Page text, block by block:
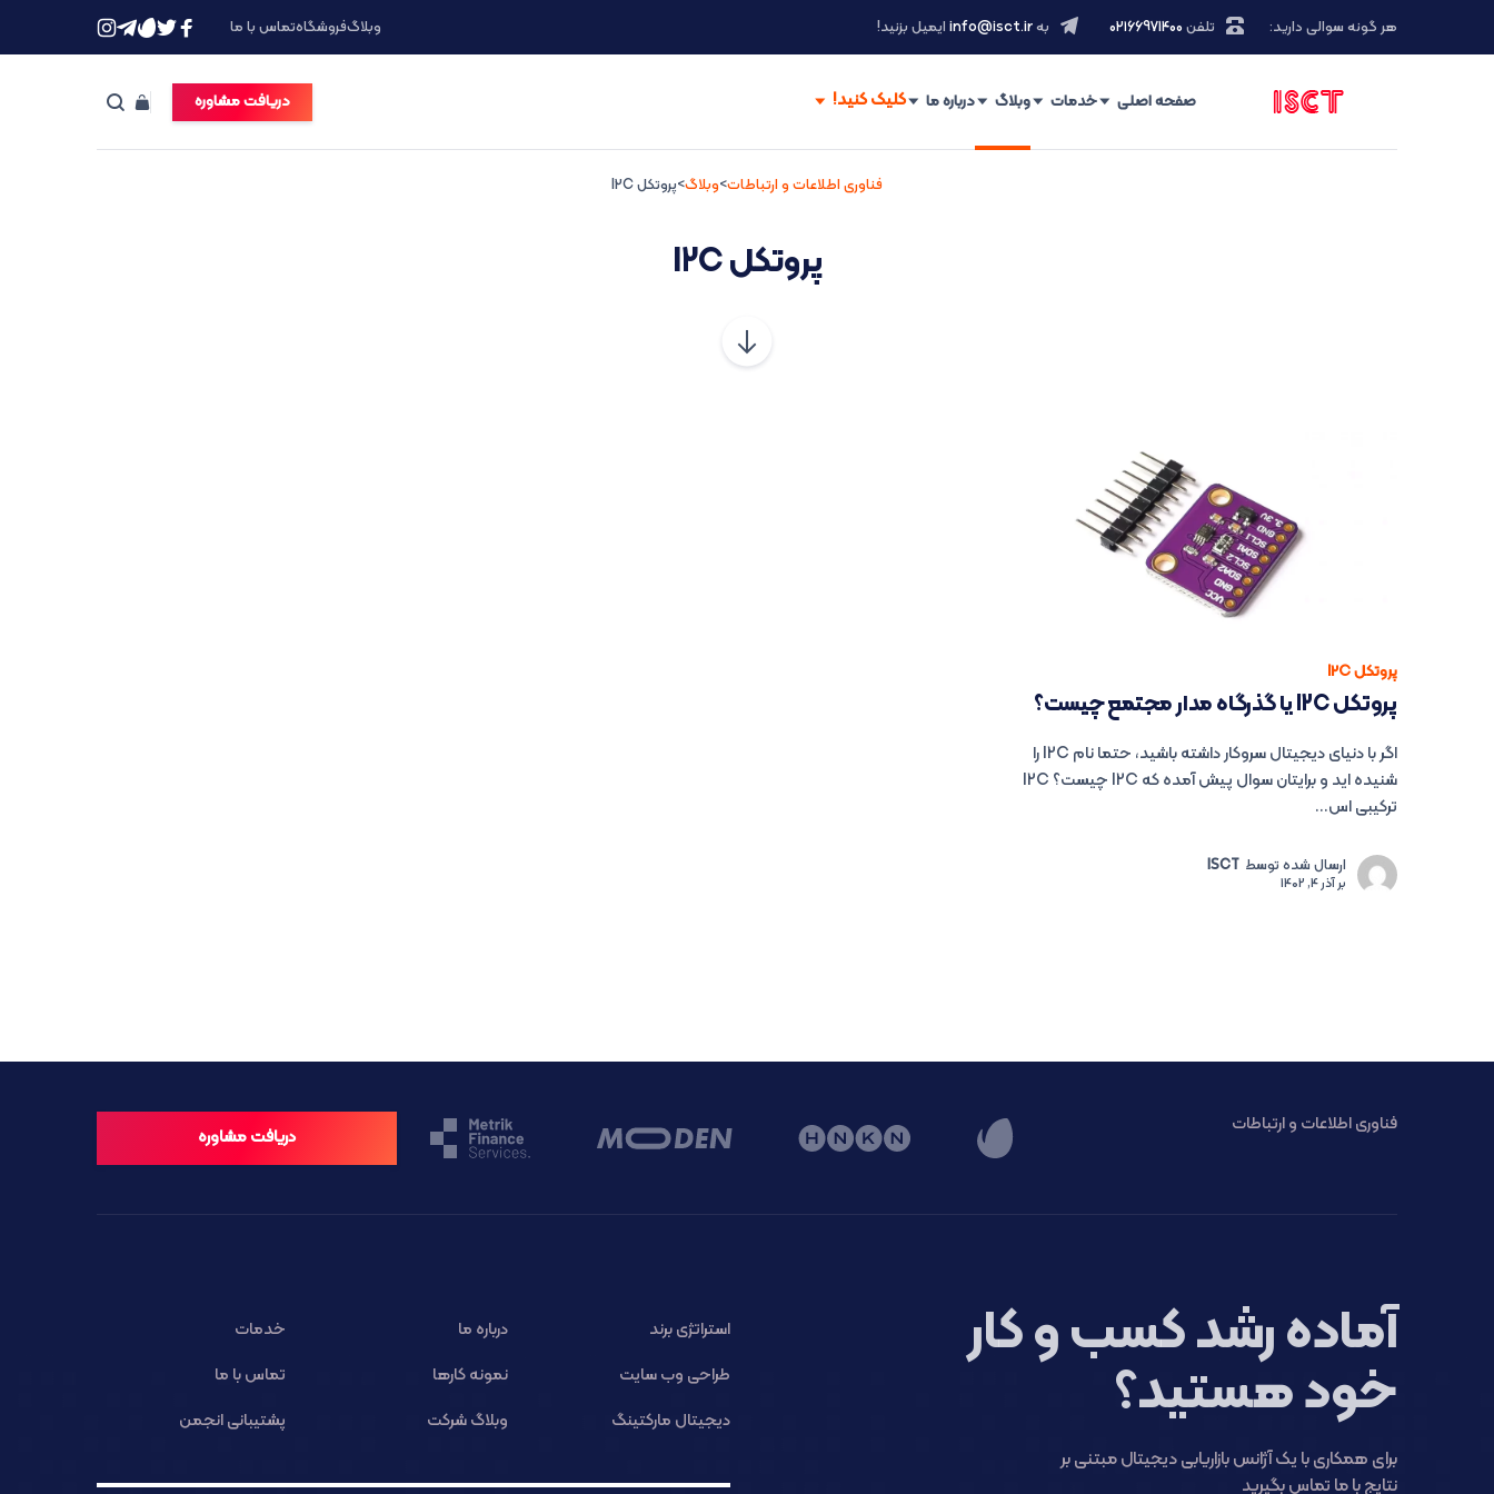
هر گونه سوالی دارید: تلفن ۰۲۱66971400 بهinfo@isct.ir ایمیل بزنید! وبلاگفروشگاهتماس با ما
صفحه اصلی خدمات وبلاگ درباره ما دریافت مشاوره
فناوری اطلاعات و ارتباطات>وبلاگ>پروتکل I2C
پروتکل I2C
پروتکل I2C
پروتکل I2C یا گذرگاه مدار مجتمع چیست؟
اگر با دنیای دیجیتال سروکار داشته باشید، حتما نام I2C را
شنیده اید و برایتان سوال پیش آمده که I2C چیست؟ I2C
ترکیبی اس...
ارسال شده توسط ISCT
برآذر 4, 1402
فناوری اطلاعات و ارتباطات
دریافت مشاوره
آماده رشد کسب و کار
خود هستید؟
برای همکاری با یک آژانس بازاریابی دیجیتال مبتنی بر
نتایج با ما تماس بگیرید
استراتژی برند درباره ما
خدمات
طراحی وب سایت
نمونه کارها
تماس با ما
دیجیتال مارکتینگ
وبلاگ شرکت پشتیبانی انجمن